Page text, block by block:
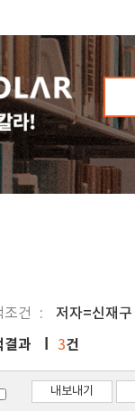
조건 저자=신재구
결과 3건
내보내기